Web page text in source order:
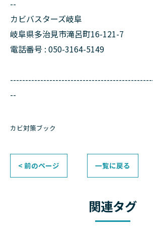
--
カビバスターズ岐阜
岐阜県多治見市滝呂町16-121-7
電話番号 : 050-3164-5149
--
カビ対策ブック
< 前のページ 一覧に戻る
関連タグ